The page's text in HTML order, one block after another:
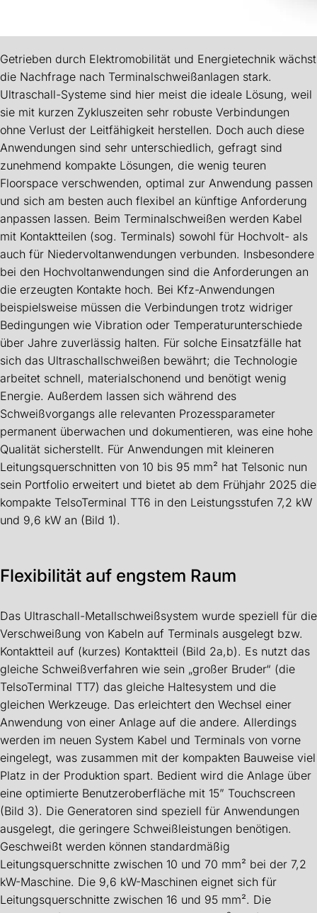
Getrieben durch Elektromobilität und Energietechnik wächst
die Nachfrage nach Terminalschweißanlagen stark.
Ultraschall-Systeme sind hier meist die ideale Lösung, weil
sie mit kurzen Zykluszeiten sehr robuste Verbindungen
ohne Verlust der Leitfähigkeit herstellen. Doch auch diese
Anwendungen sind sehr unterschiedlich, gefragt sind
zunehmend kompakte Lösungen, die wenig teuren
Floorspace verschwenden, optimal zur Anwendung passen
und sich am besten auch flexibel an künftige Anforderung
anpassen lassen. Beim Terminalschweißen werden Kabel
mit Kontaktteilen (sog. Terminals) sowohl für Hochvolt- als
auch für Niedervoltanwendungen verbunden. Insbesondere
bei den Hochvoltanwendungen sind die Anforderungen an
die erzeugten Kontakte hoch. Bei Kfz-Anwendungen
beispielsweise müssen die Verbindungen trotz widriger
Bedingungen wie Vibration oder Temperaturunterschiede
über Jahre zuverlässig halten. Für solche Einsatzfälle hat
sich das Ultraschallschweißen bewährt; die Technologie
arbeitet schnell, materialschonend und benötigt wenig
Energie. Außerdem lassen sich während des
Schweißvorgangs alle relevanten Prozessparameter
permanent überwachen und dokumentieren, was eine hohe
Qualität sicherstellt. Für Anwendungen mit kleineren
Leitungsquerschnitten von 10 bis 95 mm² hat Telsonic nun
sein Portfolio erweitert und bietet ab dem Frühjahr 2025 die
kompakte TelsoTerminal TT6 in den Leistungsstufen 7,2 kW
und 9,6 kW an (Bild 1).
Flexibilität auf engstem Raum
Das Ultraschall-Metallschweißsystem wurde speziell für die
Verschweißung von Kabeln auf Terminals ausgelegt bzw.
Kontaktteil auf (kurzes) Kontaktteil (Bild 2a,b). Es nutzt das
gleiche Schweißverfahren wie sein „großer Bruder“ (die
TelsoTerminal TT7) das gleiche Haltesystem und die
gleichen Werkzeuge. Das erleichtert den Wechsel einer
Anwendung von einer Anlage auf die andere. Allerdings
werden im neuen System Kabel und Terminals von vorne
eingelegt, was zusammen mit der kompakten Bauweise viel
Platz in der Produktion spart. Bedient wird die Anlage über
eine optimierte Benutzeroberfläche mit 15” Touchscreen
(Bild 3). Die Generatoren sind speziell für Anwendungen
ausgelegt, die geringere Schweißleistungen benötigen.
Geschweißt werden können standardmäßig
Leitungsquerschnitte zwischen 10 und 70 mm² bei der 7,2
kW-Maschine. Die 9,6 kW-Maschinen eignet sich für
Leitungsquerschnitte zwischen 16 und 95 mm². Die